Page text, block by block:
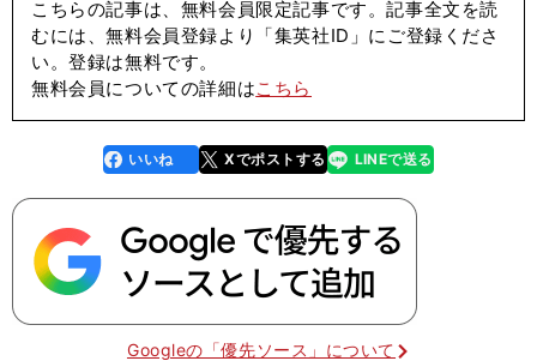
こちらの記事は、無料会員限定記事です。記事全文を読
むには、無料会員登録より「集英社ID」にご登録くださ
い。登録は無料です。
無料会員についての詳細はこちら
faceboo
k
いいね Xでポストする
line LINEで送る
Googleの「優先ソース」について